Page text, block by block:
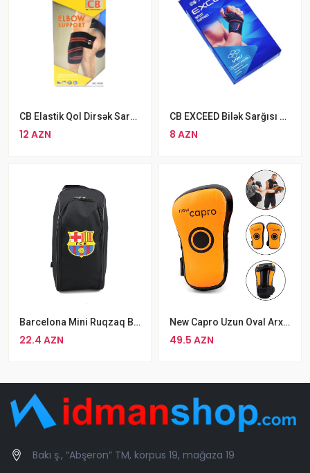
CB Elastik Qol Dirsək Sarar Qayışlar Bandaj
12 AZN
CB EXCEED Bilək Sarğısı 713CA
8 AZN
Barcelona Mini Ruqzaq Bel Çantası Qara
22.4 AZN
New Capro Uzun Oval Arxa Tutacaqlı Təlim Lapa 2 Ədəd
49.5 AZN
Bakı ş., “Abşeron” TM, korpus 19, mağaza 19